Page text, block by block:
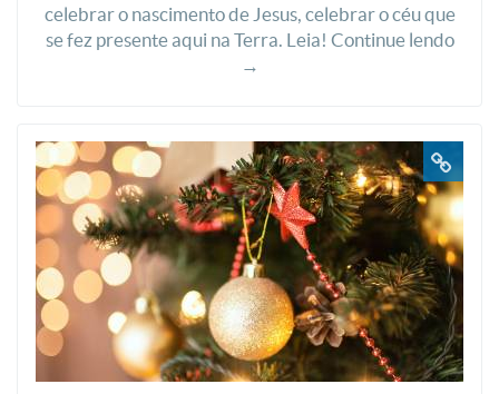
celebrar o nascimento de Jesus, celebrar o céu que
se fez presente aqui na Terra. Leia! Continue lendo
→